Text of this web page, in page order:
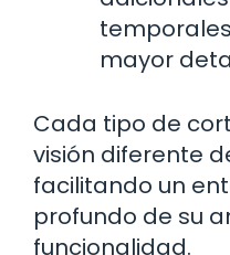
mayor
Cada tipo de
visión diferente
facilitando un
profundo de su
funcionalidad.